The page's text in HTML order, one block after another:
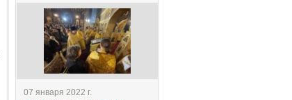
07 января 2022 г.